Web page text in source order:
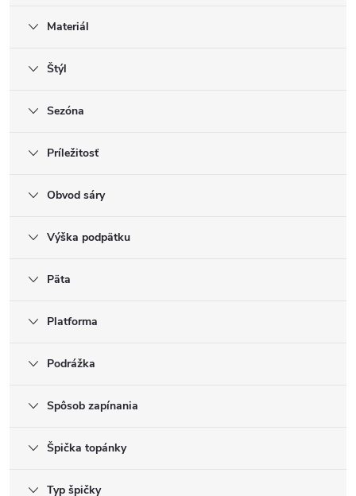
Materiál
Štýl
Sezóna
Príležitosť
Obvod sáry
Výška podpätku
Päta
Platforma
Podrážka
Spôsob zapínania
Špička topánky
Typ špičky